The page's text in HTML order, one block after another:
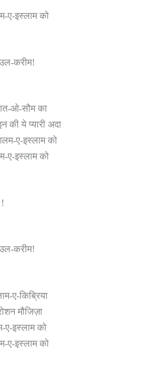
ए-इस्लाम को
करीम!
ओ-सौम का
की ये प्यारी अदा
ए-इस्लाम को
ए-इस्लाम को
करीम!
ए-किब्रिया
मौजिज़ा
ए-इस्लाम को
ए-इस्लाम को